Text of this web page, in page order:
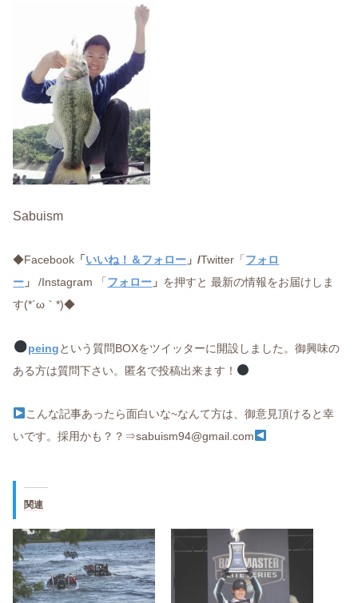
Sabuism
◆Facebook 「 いいね！＆フォロー 」/Twitter「 フォロ
ー 」/Instagram 「 フォロー 」 を押すと 最新の情報をお届けしま
す(*´ω｀*)◆
peingという質問BOXをツイッターに開設しました。御興味の
ある方は質問下さい。匿名で投稿出来ます！
こんな記事あったら面白いな~なんて方は、御意見頂けると幸
いです。採用かも？？⇒sabuism94@gmail.com
関連